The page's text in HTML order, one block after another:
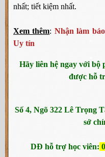
nhất; tiết kiệm nhất.
Xem thêm: Nhận làm
Uy tín
Hãy liên hệ ngay với bộ
được hỗ
Số 4, Ngõ 322 Lê Trọng
sở
DĐ hỗ trợ học viên: